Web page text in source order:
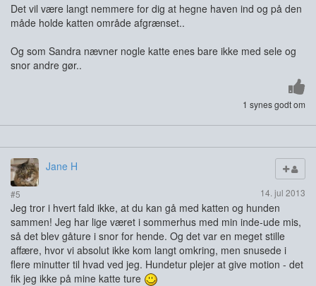
Det vil være langt nemmere for dig at hegne haven ind og på den
måde holde katten område afgrænset..
Og som Sandra nævner nogle katte enes bare ikke med sele og
snor andre gør..
1 synes godt om
Jane H
#5 14. jul 2013
Jeg tror i hvert fald ikke, at du kan gå med katten og hunden
sammen! Jeg har lige været i sommerhus med min inde-ude mis,
så det blev gåture i snor for hende. Og det var en meget stille
affære, hvor vi absolut ikke kom langt omkring, men snusede i
flere minutter til hvad ved jeg. Hundetur plejer at give motion - det
fik jeg ikke på mine katte ture